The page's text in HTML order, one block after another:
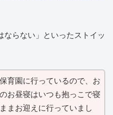
ならない」といったストイッ
育園に行っているので、お
お昼寝はいつも抱っこで寝
まお迎えに行っていまし